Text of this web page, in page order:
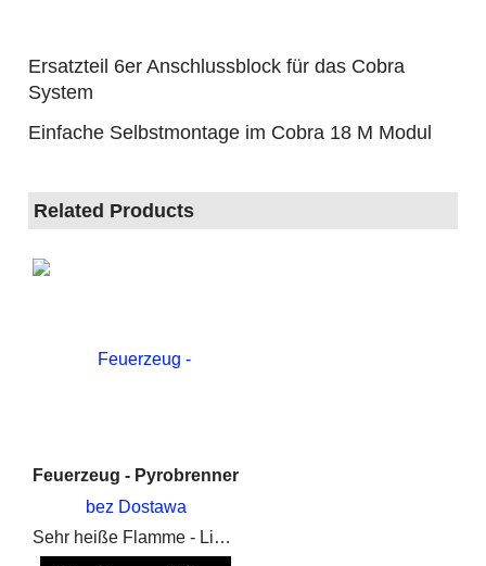
Ersatzteil 6er Anschlussblock für das Cobra
System
Einfache Selbstmontage im Cobra 18 M Modul
Related Products
Feuerzeug - Pyrobrenner
bez Dostawa
Sehr heiße Flamme - Liegt gut in der Hand - Nachfüllbar mit normalem Feuerzeuggas